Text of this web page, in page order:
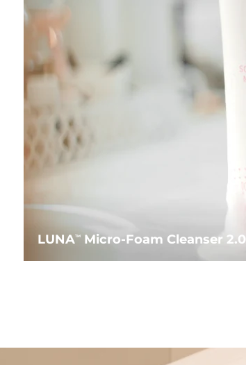
LUNATMMicro-Foam Cleanser 2.0